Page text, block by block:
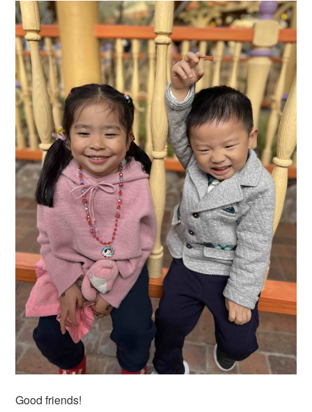
Good friends!